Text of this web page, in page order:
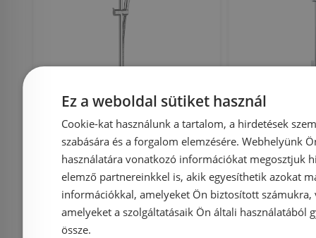
Hansgrohe Vernis Blend
zuhanyszett Vario
EcoSmart, Crometta 65
cm-es zuhanyrúddal
26279000
Ez a weboldal sütiket használ
Cookie-kat használunk a tartalom, a hirdetések
szabására és a forgalom elemzésére. Webhelyünk
használatára vonatkozó információkat megosztjuk
elemző partnereinkkel is, akik egyesíthetik azokat
információkkal, amelyeket Ön biztosított számukra,
amelyeket a szolgáltatásaik Ön általi használatából
össze.